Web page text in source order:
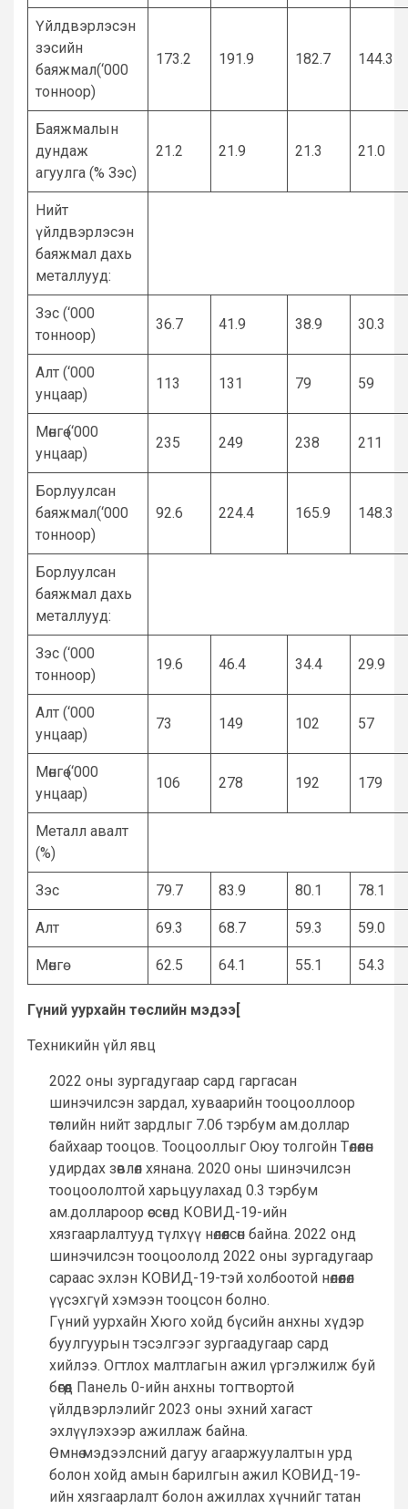
Үйлдвэрлэсэн
зэсийн
баяжмал(‘000
тонноор)
173.2 191.9 182.7 144.3
Баяжмалын
дундаж
агуулга (% Зэс)
21.2 21.9 21.3 21.0
Нийт
үйлдвэрлэсэн
баяжмал дахь
металлууд:
Зэс (‘000
тонноор)
36.7 41.9 38.9 30.3
Алт (‘000
унцаар)
113 131 79 59
Мөнгө (‘000
унцаар)
235 249 238 211
Борлуулсан
баяжмал(‘000
тонноор)
92.6 224.4 165.9 148.3
Борлуулсан
баяжмал дахь
металлууд:
Зэс (‘000
тонноор)
19.6 46.4 34.4 29.9
Алт (‘000
унцаар)
73 149 102 57
Мөнгө (‘000
унцаар)
106 278 192 179
Металл авалт
(%)
Зэс 79.7 83.9 80.1 78.1
Алт 69.3 68.7 59.3 59.0
Мөнгө 62.5 64.1 55.1 54.3
Гүний уурхайн төслийн мэдээ
Техникийн үйл явц
2022 оны зургадугаар сард гаргасан
шинэчилсэн зардал, хуваарийн тооцооллоор
төслийн нийт зардлыг 7.06 тэрбум ам.доллар
байхаар тооцов. Тооцооллыг Оюу толгойн Төлөөлөн
удирдах зөвлөл хянана. 2020 оны шинэчилсэн
тооцоололтой харьцуулахад 0.3 тэрбум
ам.доллароор өссөнд КОВИД-19-ийн
хязгаарлалтууд түлхүү нөлөөлсөн байна. 2022 онд
шинэчилсэн тооцоололд 2022 оны зургадугаар
сараас эхлэн КОВИД-19-тэй холбоотой нөлөөлөл
үүсэхгүй хэмээн тооцсон болно.
Гүний уурхайн Хюго хойд бүсийн анхны хүдэр
буулгуурын тэсэлгээг зургаадугаар сард
хийлээ. Огтлох малтлагын ажил үргэлжилж буй
бөгөөд Панель 0-ийн анхны тогтвортой
үйлдвэрлэлийг 2023 оны эхний хагаст
эхлүүлэхээр ажиллаж байна.
Өмнө мэдээлсний дагуу агааржуулалтын урд
болон хойд амын барилгын ажил КОВИД-19-
ийн хязгаарлалт болон ажиллах хүчнийг татан